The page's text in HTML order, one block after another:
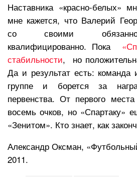
Наставника «красно-белых»
мне кажется, что Валерий
со своими
квалифицированно. Пока
стабильности, но
Да и результат есть:
группе и борется за
первенства. От первого
восемь очков, но «Спартаку»
«Зенитом». Кто знает, как
Александр Оксман,
2011.